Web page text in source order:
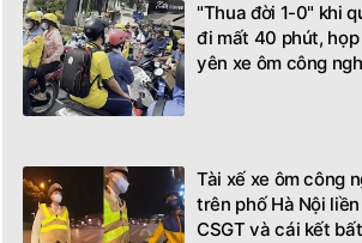
"Thua đời 1-0" khi
đi mất 40 phút,
yên xe ôm công
Tài xế xe ôm công
trên phố Hà Nội
CSGT và cái kết